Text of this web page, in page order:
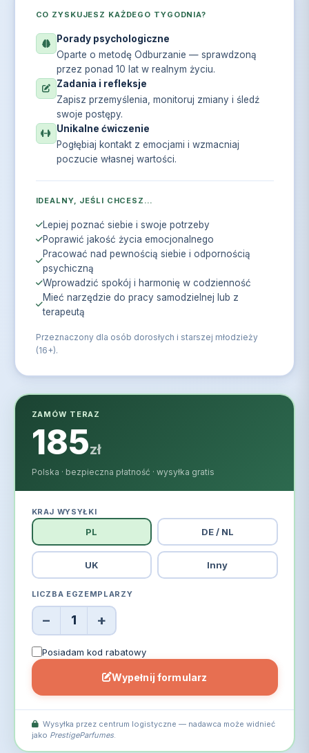
CO ZYSKUJESZ KAŻDEGO TYGODNIA?
Porady psychologiczne
Oparte o metodę Odburzanie — sprawdzoną
przez ponad 10 lat w realnym życiu.
Zadania i refleksje
Zapisz przemyślenia, monitoruj zmiany i śledź
swoje postępy.
Unikalne ćwiczenie
Pogłębiaj kontakt z emocjami i wzmacniaj
poczucie własnej wartości.
IDEALNY, JEŚLI CHCESZ…
Lepiej poznać siebie i swoje potrzeby
Poprawić jakość życia emocjonalnego
Pracować nad pewnością siebie i odpornością
psychiczną
Wprowadzić spokój i harmonię w codzienność
Mieć narzędzie do pracy samodzielnej lub z
terapeutą
Przeznaczony dla osób dorosłych i starszej młodzieży
(16+).
ZAMÓW TERAZ
185zł
Polska · bezpieczna płatność · wysyłka gratis
KRAJ WYSYŁKI
PL DE / NL
UK Inny
LICZBA EGZEMPLARZY
− 1 +
Posiadam kod rabatowy
Wypełnij formularz
Wysyłka przez centrum logistyczne — nadawca może widnieć
jako PrestigeParfumes.